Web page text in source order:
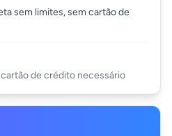
sem limites, sem cartão de
de crédito necessário